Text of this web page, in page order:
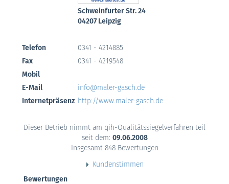
Schweinfurter Str. 24
04207 Leipzig
Telefon
0341 - 4214885
Fax
0341 - 4219548
Mobil
E-Mail
info@maler-gasch.de
Internetpräsenz http://www.maler-gasch.de
Dieser Betrieb nimmt am qih-Qualitätssiegelverfahren teil
seit dem: 09.06.2008
Insgesamt 848 Bewertungen
Kundenstimmen
Bewertungen